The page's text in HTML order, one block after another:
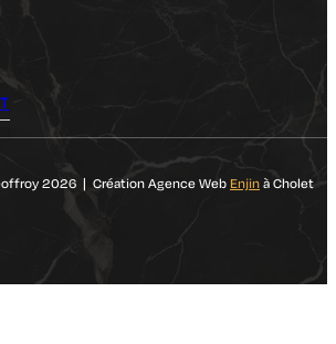
2026 | Création Agence Web Enjin à Cholet